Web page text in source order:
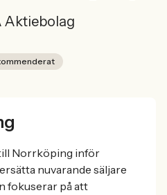
Aktiebolag
Norrköping inför
nuvarande säljare
fokuserar på att